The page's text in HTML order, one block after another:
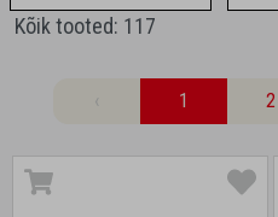
Kõik tooted: 117
‹ 1 2